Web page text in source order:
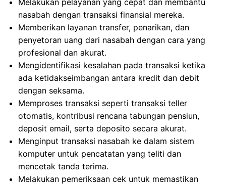
Melakukan pelayanan yang cepat dan membantu
nasabah dengan transaksi finansial mereka.
Memberikan layanan transfer, penarikan, dan
penyetoran uang dari nasabah dengan cara yang
profesional dan akurat.
Mengidentifikasi kesalahan pada transaksi ketika
ada ketidakseimbangan antara kredit dan debit
dengan seksama.
Memproses transaksi seperti transaksi teller
otomatis, kontribusi rencana tabungan pensiun,
deposit email, serta deposito secara akurat.
Menginput transaksi nasabah ke dalam sistem
komputer untuk pencatatan yang teliti dan
mencetak tanda terima.
Melakukan pemeriksaan cek untuk memastikan